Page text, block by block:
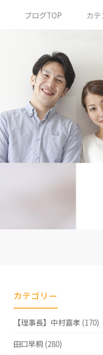
ブログTOP カ
カテゴリー
【理事長】中村嘉孝(170)
田口早桐(280)